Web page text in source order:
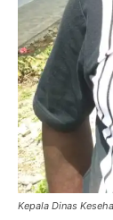
Kepala Dinas